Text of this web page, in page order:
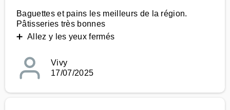
Baguettes et pains les meilleurs de la région.
Pâtisseries très bonnes
➕ Allez y les yeux fermés
Vivy
17/07/2025